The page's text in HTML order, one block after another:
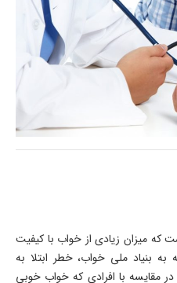
میزان زیادی از خواب با کیفیت
به بنیاد ملی خواب، خطر ابتلا به
در مقایسه با افرادی که خواب خوبی